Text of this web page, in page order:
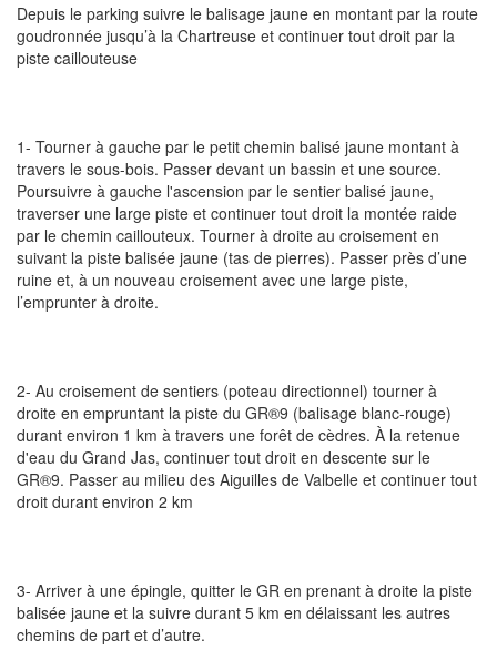
Depuis le parking suivre le balisage jaune en montant par la route
goudronnée jusqu’à la Chartreuse et continuer tout droit par la
piste caillouteuse
1- Tourner à gauche par le petit chemin balisé jaune montant à
travers le sous-bois. Passer devant un bassin et une source.
Poursuivre à gauche l'ascension par le sentier balisé jaune,
traverser une large piste et continuer tout droit la montée raide
par le chemin caillouteux. Tourner à droite au croisement en
suivant la piste balisée jaune (tas de pierres). Passer près d’une
ruine et, à un nouveau croisement avec une large piste,
l’emprunter à droite.
2- Au croisement de sentiers (poteau directionnel) tourner à
droite en empruntant la piste du GR®9 (balisage blanc-rouge)
durant environ 1 km à travers une forêt de cèdres. À la retenue
d'eau du Grand Jas, continuer tout droit en descente sur le
GR®9. Passer au milieu des Aiguilles de Valbelle et continuer tout
droit durant environ 2 km
3- Arriver à une épingle, quitter le GR en prenant à droite la piste
balisée jaune et la suivre durant 5 km en délaissant les autres
chemins de part et d’autre.